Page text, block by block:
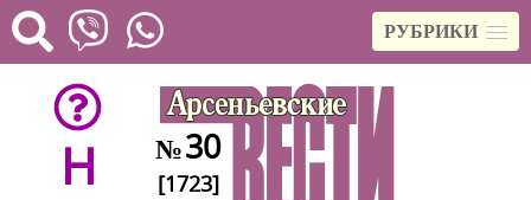
РУБРИКИ
H №30
[1723]